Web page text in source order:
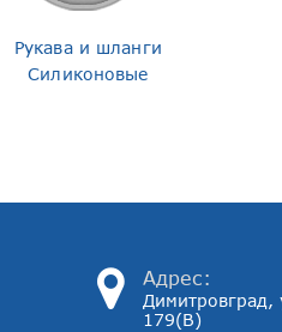
Рукава и шланги
Силиконовые
Адрес:
Димитровград,
179(В)